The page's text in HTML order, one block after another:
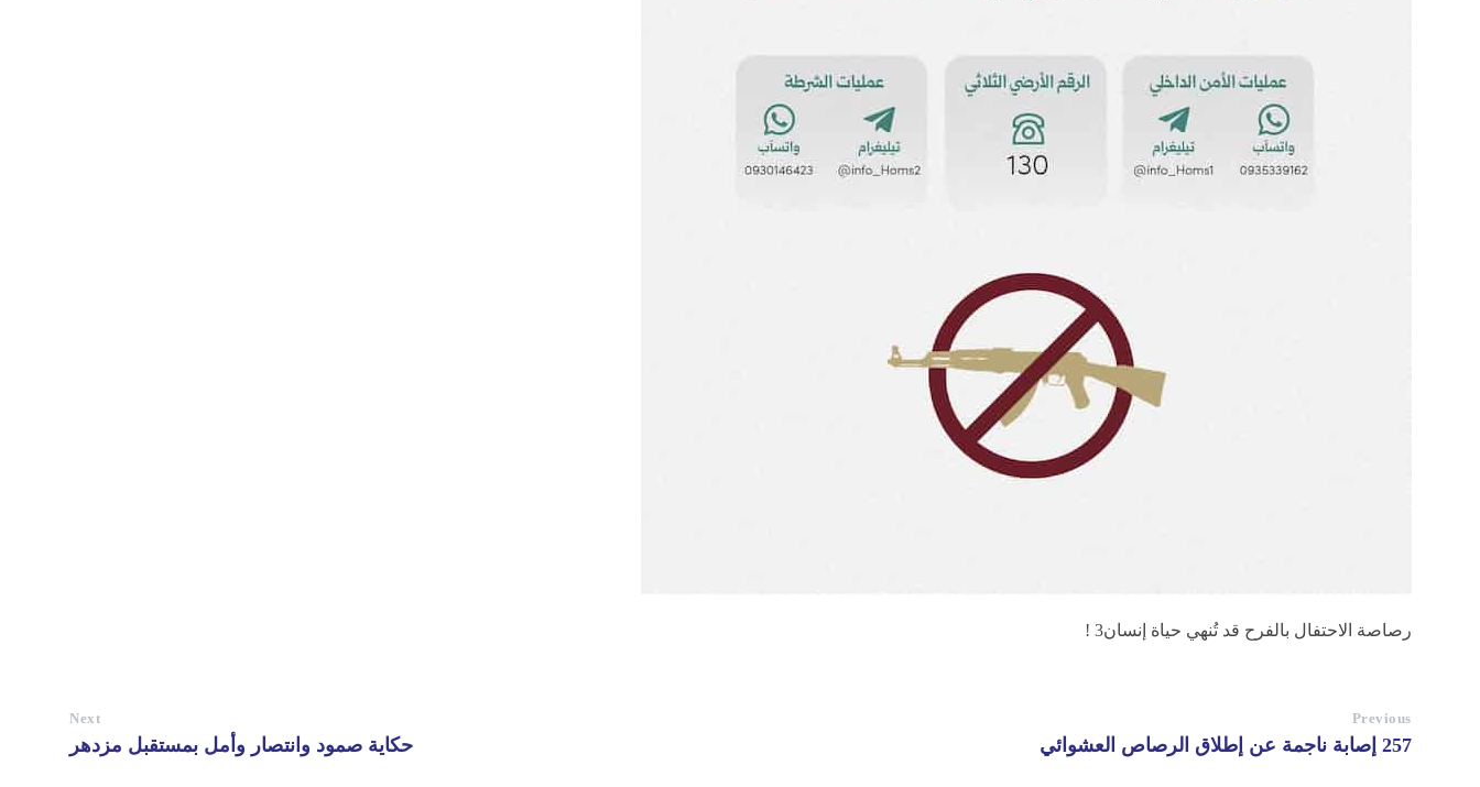
رصاصة الاحتفال بالفرح قد تُنهي حياة إنسان3 !
Previous
257 إصابة ناجمة عن إطلاق الرصاص العشوائي
Next
حكاية صمود وانتصار وأمل بمستقبل مزدهر